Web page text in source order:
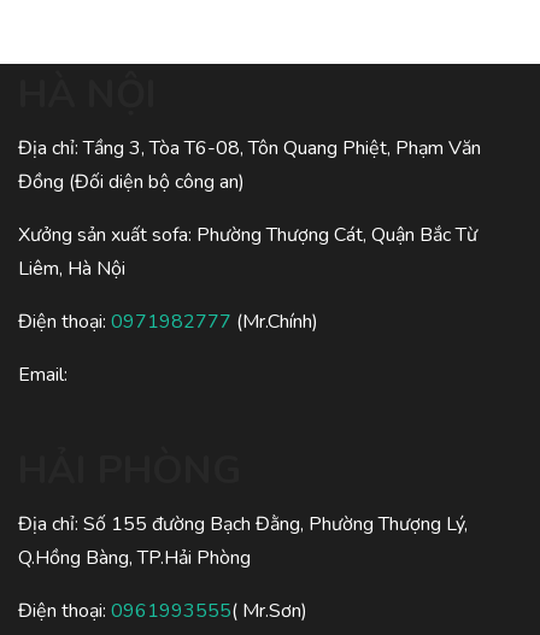
Địa chỉ: Tầng 3, Tòa T6-08, Tôn Quang Phiệt, Phạm Văn
Đồng (Đối diện bộ công an)
Xưởng sản xuất sofa: Phường Thượng Cát, Quận Bắc Từ
Liêm, Hà Nội
Điện thoại: 0971982777 (Mr.Chính)
Email:
Địa chỉ: Số 155 đường Bạch Đằng, Phường Thượng Lý,
Q.Hồng Bàng, TP.Hải Phòng
Điện thoại: 0961993555( Mr.Sơn)